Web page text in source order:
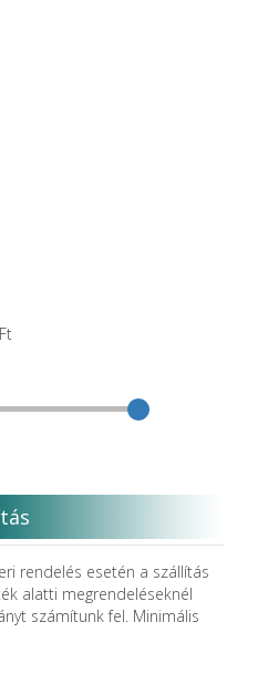
Ltd.
Ft
rendelés esetén a szállítás
alatti megrendeléseknél
számítunk fel. Minimális